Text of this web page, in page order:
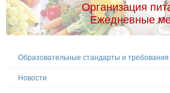
Организация
Ежедневные
Образовательные стандарты и требования
Новости